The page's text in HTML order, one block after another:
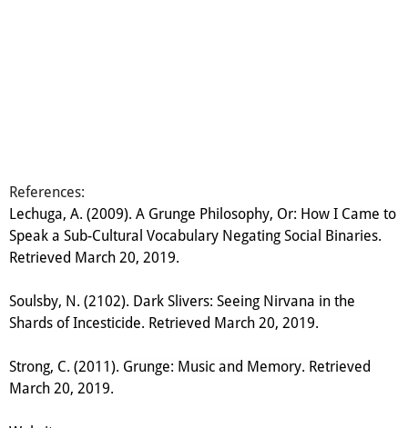
References:
Lechuga, A. (2009). A Grunge Philosophy, Or: How I Came to
Speak a Sub-Cultural Vocabulary Negating Social Binaries.
Retrieved March 20, 2019.
Soulsby, N. (2102). Dark Slivers: Seeing Nirvana in the
Shards of Incesticide. Retrieved March 20, 2019.
Strong, C. (2011). Grunge: Music and Memory. Retrieved
March 20, 2019.